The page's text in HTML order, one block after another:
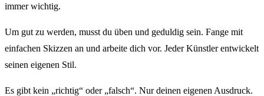
immer wichtig.
Um gut zu werden, musst du üben und geduldig sein. Fange mit
einfachen Skizzen an und arbeite dich vor. Jeder Künstler entwickelt
seinen eigenen Stil.
Es gibt kein „richtig“ oder „falsch“. Nur deinen eigenen Ausdruck.